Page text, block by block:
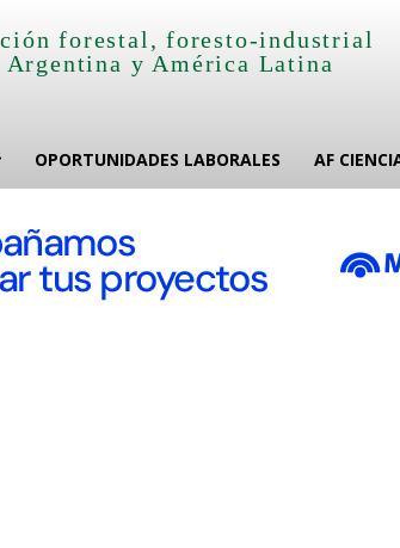
forestal, foresto-industrial
Argentina y América Latina
OPORTUNIDADES LABORALES AF